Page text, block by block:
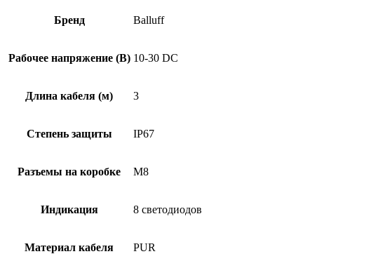
Бренд Balluff
Рабочее напряжение (В) 10-30 DC
Длина кабеля (м) 3
Степень защиты IP67
Разъемы на коробке M8
Индикация 8 светодиодов
Материал кабеля PUR